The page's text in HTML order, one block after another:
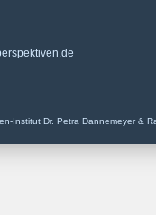
Institut Dr. Petra Dannemeyer &